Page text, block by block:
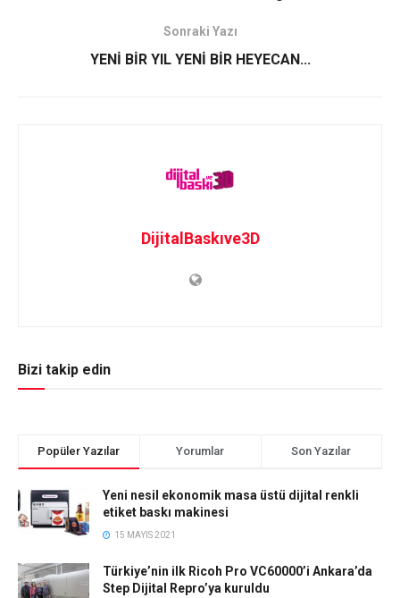
Sonraki Yazı
YENİ BİR YIL YENİ BİR HEYECAN...
DijitalBaskıve3D
Bizi takip edin
Popüler Yazılar Yorumlar Son Yazılar
Yeni nesil ekonomik masa üstü dijital renkli
etiket baskı makinesi
15 MAYIS 2021
Türkiye’nin ilk Ricoh Pro VC60000’i Ankara’da
Step Dijital Repro’ya kuruldu